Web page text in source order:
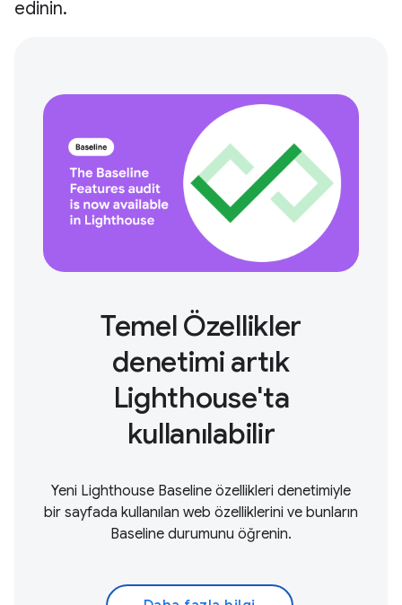
edinin.
Temel Özellikler
denetimi artık
Lighthouse'ta
kullanılabilir
Yeni Lighthouse Baseline özellikleri denetimiyle
bir sayfada kullanılan web özelliklerini ve bunların
Baseline durumunu öğrenin.